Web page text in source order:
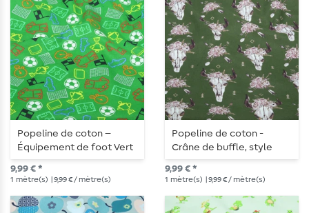
Popeline de coton –
Équipement de foot Vert
gazon
9,99 € *
1 mètre(s) | 9,99 € / mètre(s)
Popeline de coton -
Crâne de buffle, style
bohème, Vert foncé
9,99 € *
1 mètre(s) | 9,99 € / mètre(s)